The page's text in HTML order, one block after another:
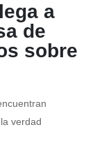
a
de
sobre
verdad